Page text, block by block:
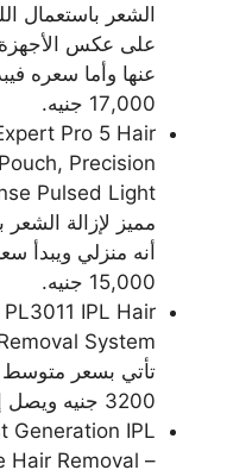
الشعر باستعمال
على عكس الأجهزة
17,000 جنيه.
Pro 5 Hair
Precision
مميز لإزالة الشعر
15,000 جنيه.
IPL Hair
تأتي بسعر متوسط
3200 جنيه ويصل إلى 7000 جنيه.
Generation IPL
Hair Removal –